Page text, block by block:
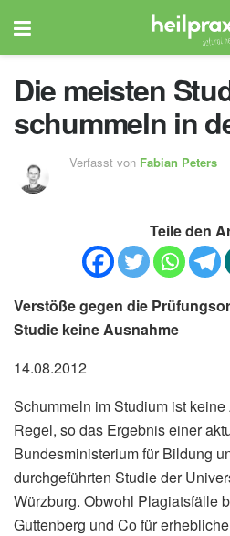
Die meisten
schummeln in
Verfasst von Fabian Peters
Teile den
Verstöße gegen die
Studie keine Ausnahme
14.08.2012
Schummeln im Studium ist
Regel, so das Ergebnis einer
Bundesministerium für Bildung
durchgeführten Studie der
Würzburg. Obwohl Plagiatsfälle
Guttenberg und Co für